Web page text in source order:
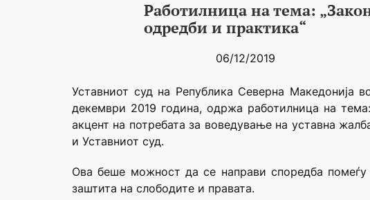
Работилница на тема:
одредби и практика“
06/12/2019
Уставниот суд на Република Северна Македонија
декември 2019 година, одржа работилница на
акцент на потребата за воведување на уставна
и Уставниот суд.
Ова беше можност да се направи споредба помеѓу
заштита на слободите и правата.